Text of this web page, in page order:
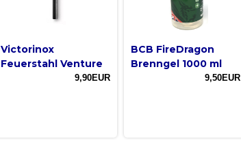
Victorinox
Feuerstahl Venture
9,90EUR
BCB FireDragon
Brenngel 1000 ml
9,50EUR